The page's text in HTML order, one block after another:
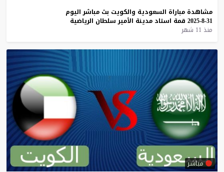
مشاهدة مباراة السعودية والكويت بث مباشر اليوم
31-8-2025
قمة استاد مدينة الأمير سلطان الرياضية
منذ 11 شهر
مباشر